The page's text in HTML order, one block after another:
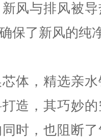
风与排风被
保了新风的纯
体，精选亲
造，其巧妙
时，也阻断